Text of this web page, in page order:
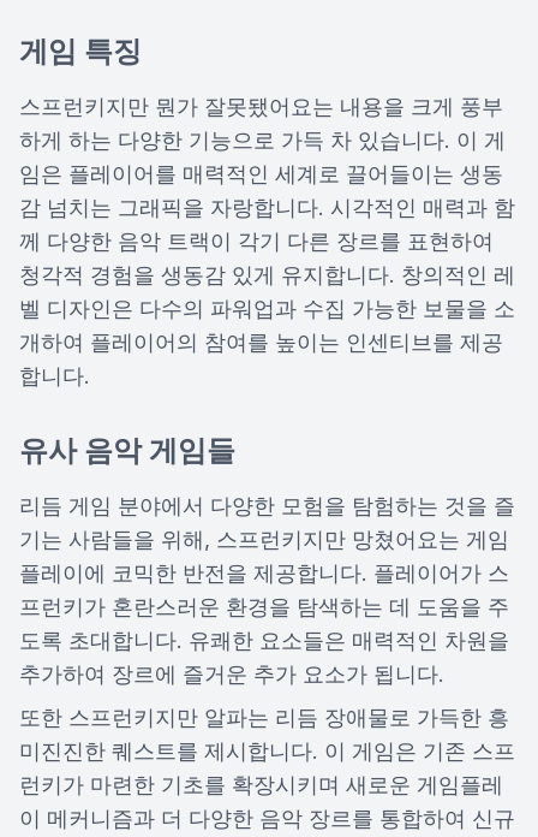
게임 특징
스프런키지만 뭔가 잘못됐어요는 내용을 크게 풍부
하게 하는 다양한 기능으로 가득 차 있습니다. 이 게
임은 플레이어를 매력적인 세계로 끌어들이는 생동
감 넘치는 그래픽을 자랑합니다. 시각적인 매력과 함
께 다양한 음악 트랙이 각기 다른 장르를 표현하여
청각적 경험을 생동감 있게 유지합니다. 창의적인 레
벨 디자인은 다수의 파워업과 수집 가능한 보물을 소
개하여 플레이어의 참여를 높이는 인센티브를 제공
합니다.
유사 음악 게임들
리듬 게임 분야에서 다양한 모험을 탐험하는 것을 즐
기는 사람들을 위해, 스프런키지만 망쳤어요는 게임
플레이에 코믹한 반전을 제공합니다. 플레이어가 스
프런키가 혼란스러운 환경을 탐색하는 데 도움을 주
도록 초대합니다. 유쾌한 요소들은 매력적인 차원을
추가하여 장르에 즐거운 추가 요소가 됩니다.
또한 스프런키지만 알파는 리듬 장애물로 가득한 흥
미진진한 퀘스트를 제시합니다. 이 게임은 기존 스프
런키가 마련한 기초를 확장시키며 새로운 게임플레
이 메커니즘과 더 다양한 음악 장르를 통합하여 신규